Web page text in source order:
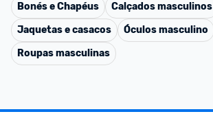
Bonés e Chapéus
Calçados masculinos
Jaquetas e casacos
Óculos masculino
Roupas masculinas